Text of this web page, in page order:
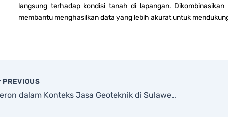
langsung terhadap kondisi tanah di lapangan.
membantu menghasilkan data yang lebih akurat untuk
PREVIOUS
Heron dalam Konteks Jasa Geoteknik di Sulawesi: Solusi Profesional untuk Proyek Strategis